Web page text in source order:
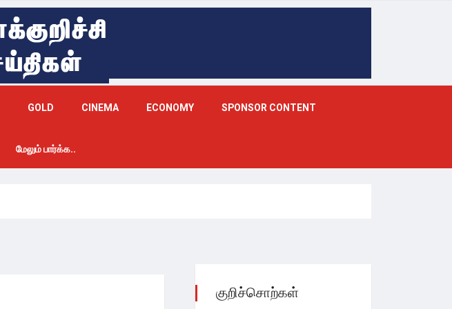
GOLD CINEMA ECONOMY SPONSOR CONTENT
மேலும் பார்க்க..
குறிச்சொற்கள்